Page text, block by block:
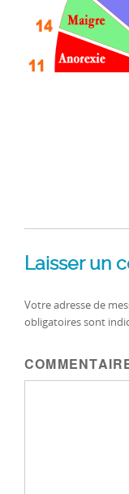
Laisser un
Votre adresse de
obligatoires sont